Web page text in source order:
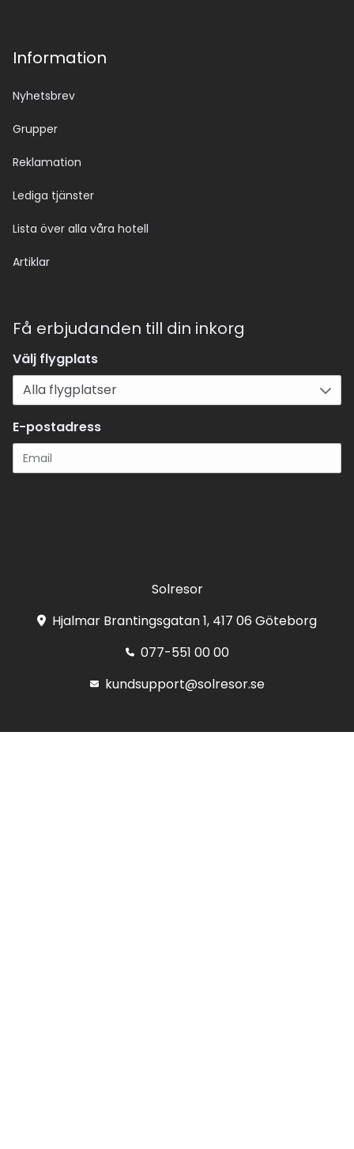
Information
Nyhetsbrev
Grupper
Reklamation
Lediga tjänster
Lista över alla våra hotell
Artiklar
Få erbjudanden till din inkorg
Välj flygplats
E-postadress
Solresor
Hjalmar Brantingsgatan 1, 417 06 Göteborg
077-551 00 00
kundsupport@solresor.se